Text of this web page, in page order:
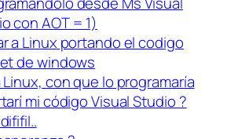
con AOT = 1)
a Linux portando el codigo
de windows
Linux, con que lo programaría
mi código Visual Studio ?